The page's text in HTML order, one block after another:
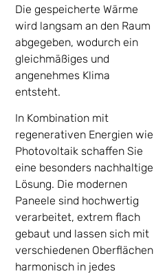
Die gespeicherte Wärme
wird langsam an den Raum
abgegeben, wodurch ein
gleichmäßiges und
angenehmes Klima
entsteht.
In Kombination mit
regenerativen Energien wie
Photovoltaik schaffen Sie
eine besonders nachhaltige
Lösung. Die modernen
Paneele sind hochwertig
verarbeitet, extrem flach
gebaut und lassen sich mit
verschiedenen Oberflächen
harmonisch in jedes